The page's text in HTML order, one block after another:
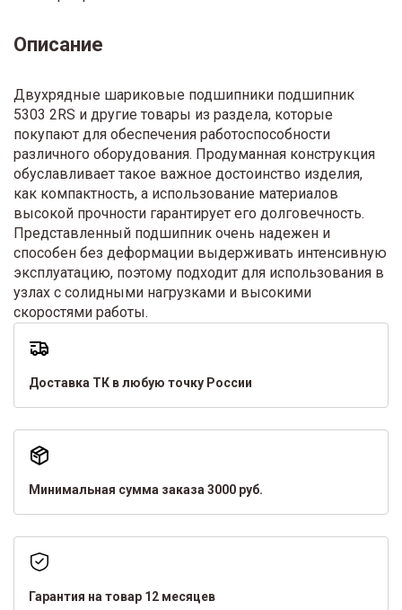
Описание
Двухрядные шариковые подшипники подшипник
5303 2RS и другие товары из раздела, которые
покупают для обеспечения работоспособности
различного оборудования. Продуманная конструкция
обуславливает такое важное достоинство изделия,
как компактность, а использование материалов
высокой прочности гарантирует его долговечность.
Представленный подшипник очень надежен и
способен без деформации выдерживать интенсивную
эксплуатацию, поэтому подходит для использования в
узлах с солидными нагрузками и высокими
скоростями работы.
Доставка ТК в любую точку России
Минимальная сумма заказа 3000 руб.
Гарантия на товар 12 месяцев